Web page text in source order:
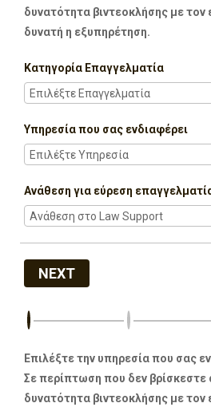
δυνατότητα βιντεοκλήσης με τον
δυνατή η εξυπηρέτηση.
Κατηγορία Επαγγελματία
Υπηρεσία που σας ενδιαφέρει
Ανάθεση για εύρεση
NEXT
Επιλέξτε την υπηρεσία που σας
Σε περίπτωση που δεν βρίσκεστε
δυνατότητα βιντεοκλήσης με τον